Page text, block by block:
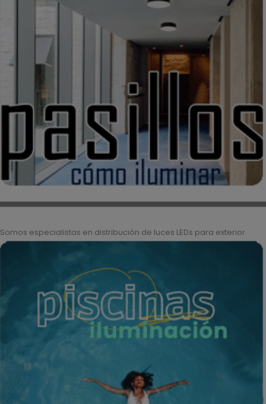
Somos especialistas en distribución de luces LEDs para exterior